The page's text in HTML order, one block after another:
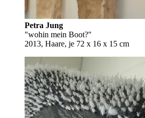
Petra Jung
"wohin mein Boot?"
2013, Haare, je 72 x 16 x 15 cm